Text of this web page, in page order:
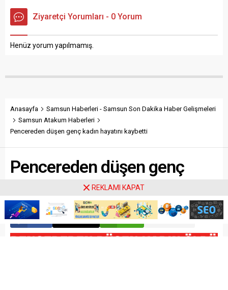
“Kulübümüz son olarak Spor
Toto 1. Lig ekiplerinden
İcra Kurulu Üyeleri Suat
Ziyaretçi Yorumları - 0 Yorum
Henüz yorum yapılmamış.
Anasayfa
Samsun Haberleri - Samsun Son Dakika Haber Gelişmeleri
Samsun Atakum Haberleri
Pencereden düşen genç kadın hayatını kaybetti
Pencereden düşen genç
kadın hayatını kaybetti
Paylaş Tweetle Gönder
REKLAMI KAPAT